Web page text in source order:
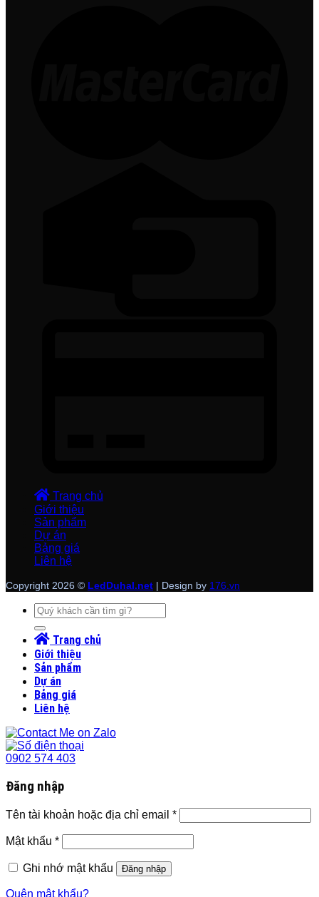
Trang chủ
Giới thiệu
Sản phẩm
Dự án
Bảng giá
Liên hệ
Copyright 2026 © LedDuhal.net | Design by 176.vn
Tìm
kiếm:
Trang chủ
Giới thiệu
Sản phẩm
Dự án
Bảng giá
Liên hệ
0902 574 403
Đăng nhập
Tên tài khoản hoặc địa chỉ email *
Mật khẩu *
Ghi nhớ mật khẩu Đăng nhập
Quên mật khẩu?